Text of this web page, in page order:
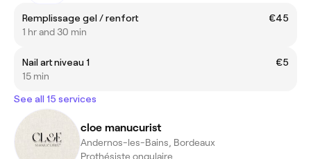
Remplissage gel / renfort
€45
1 hr and 30 min
Nail art niveau 1
€5
15 min
See all 15 services
cloe manucurist
Andernos-les-Bains, Bordeaux
Prothésiste ongulaire